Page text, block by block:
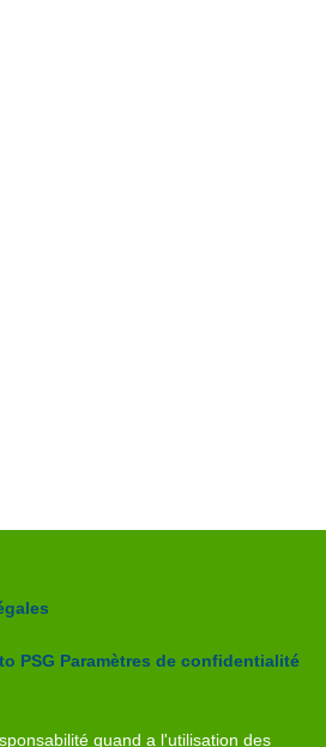
PSG Paramètres de confidentialité
quand a l'utilisation des